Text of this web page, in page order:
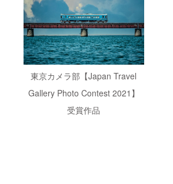
東京カメラ部【Japan Travel
Gallery Photo Contest 2021】
受賞作品